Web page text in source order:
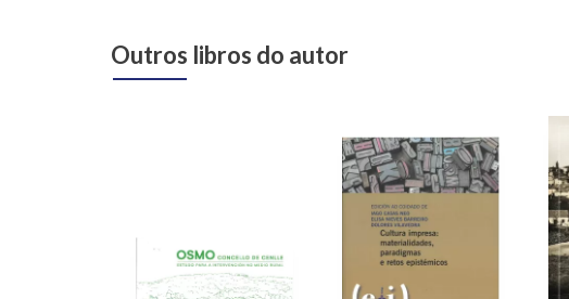
Outros libros do autor